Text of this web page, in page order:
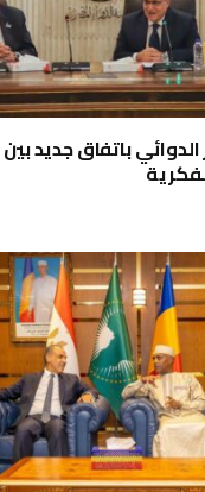
الدوائي باتفاق جديد